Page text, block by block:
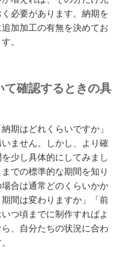
必要があります。納期を
加加工の有無を決めてお
。
て確認するときの具
期はどれくらいですか」
ません。しかし、より確
少し具体的にしてみまし
での標準的な期間を知り
合は通常どのくらいかか
間は変わりますか」「前
つ頃までに制作すればよ
、自分たちの状況に合わ